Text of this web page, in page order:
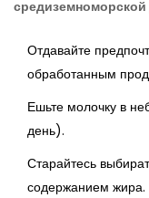
средиземноморской
Отдавайте
обработанным
Ешьте молочку в
день).
Старайтесь
содержанием жира.